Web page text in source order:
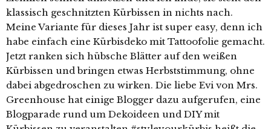
klassisch geschnitzten Kürbissen in nichts nach.
Meine Variante für dieses Jahr ist super easy, denn ich
habe einfach eine Kürbisdeko mit Tattoofolie gemacht.
Jetzt ranken sich hübsche Blätter auf den weißen
Kürbissen und bringen etwas Herbststimmung, ohne
dabei abgedroschen zu wirken. Die liebe Evi von Mrs.
Greenhouse hat einige Blogger dazu aufgerufen, eine
Blogparade rund um Dekoideen und DIY mit